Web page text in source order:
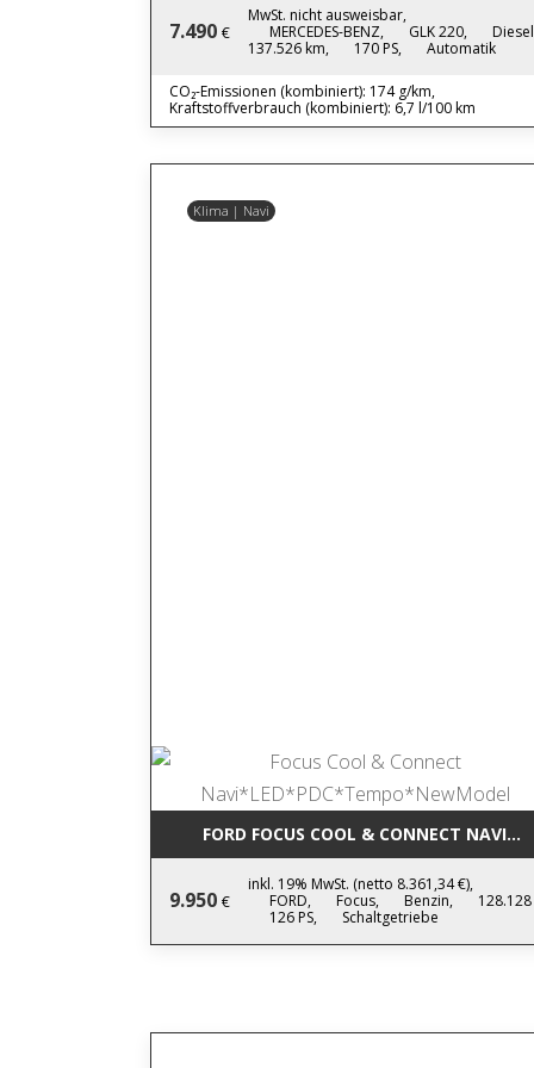
7.490 €
MwSt. nicht ausweisbar,
MERCEDES-BENZ,
GLK 220,
137.526 km,
170 PS, Automatik
CO₂-Emissionen (kombiniert): 174 g/km,
Kraftstoffverbrauch (kombiniert): 6,7 l/100 km
Klima | Navi
FORD FOCUS COOL & CONNECT
9.950 €
inkl. 19% MwSt. (netto 8.361,34 €),
FORD,
Focus, Benzin,
126 PS,
Schaltgetriebe